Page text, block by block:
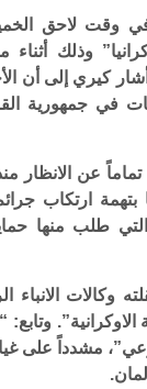
في وقت لاحق
وذلك أثناء
كيري إلى أن
في جمهورية
عن الانظار
ارتكاب
طلب منها
وكالات الانباء
وتابع:
مشدداً على